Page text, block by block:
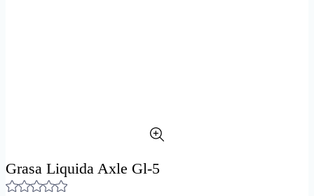
Grasa Liquida Axle Gl-5